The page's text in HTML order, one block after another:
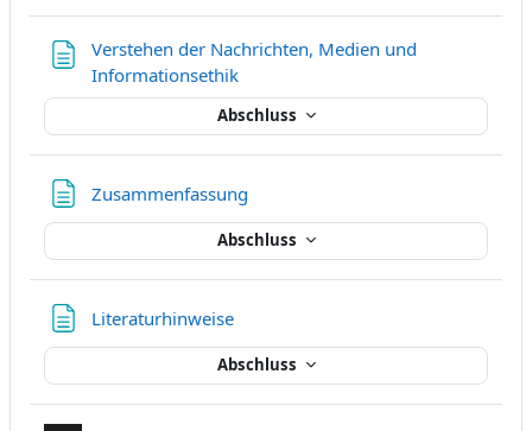
Verstehen der Nachrichten, Medien und
InformationsethikTextseite
Abschluss
Zusammenfassung
Abschluss
LiteraturhinweiseTextseite
Abschluss